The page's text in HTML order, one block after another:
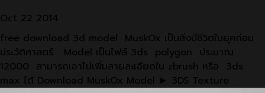
Oct 22 2014
free download 3d model MuskOx เป็นสิ่งมีชีวิตในยุคก่อน
ประวัติศาสตร์ Model เป็นไฟล์ 3ds polygon ประมาณ
12000 สามารถเอาไปเพิ่มลายละเอียดใน zbrush หรือ 3ds
max ได้ Download MuskOx Model ► 3DS Texture